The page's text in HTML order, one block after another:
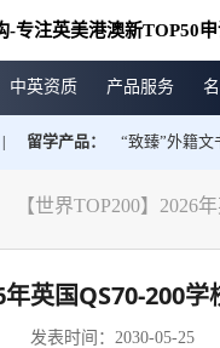
专注英美港澳新TOP50申
中英资质 产品服务
留学产品： “致臻”外籍文
【世界TOP200】2026
年英国QS70-200
发表时间：2030-05-25